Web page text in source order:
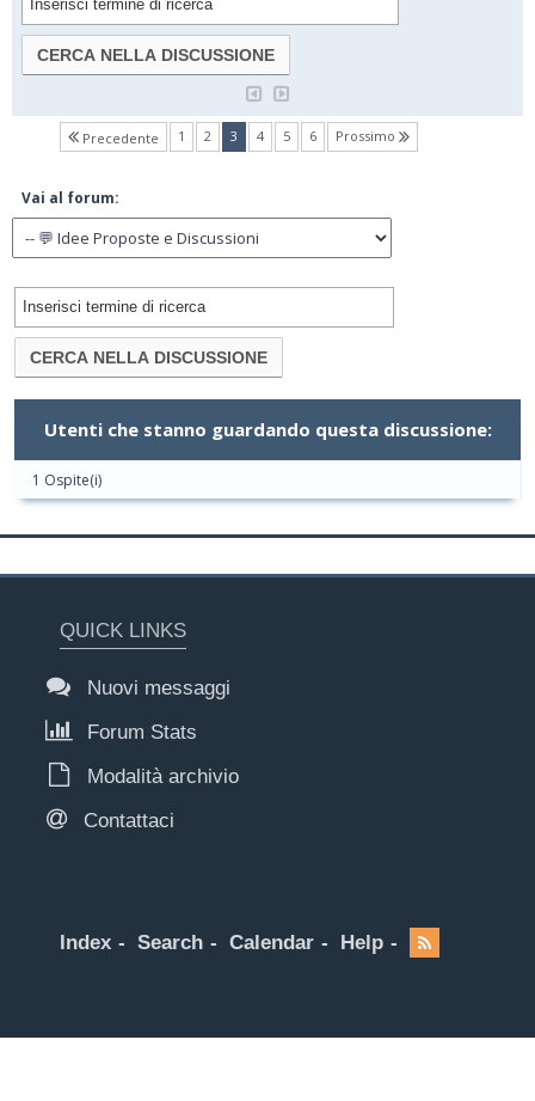
Precedente 1 2 3(current)
4 5 6 Prossimo
Vai al forum:
Utenti che stanno guardando questa discussione:
1 Ospite(i)
QUICK LINKS
Nuovi messaggi
Forum Stats
Modalità archivio
Contattaci
Index Search Calendar Help